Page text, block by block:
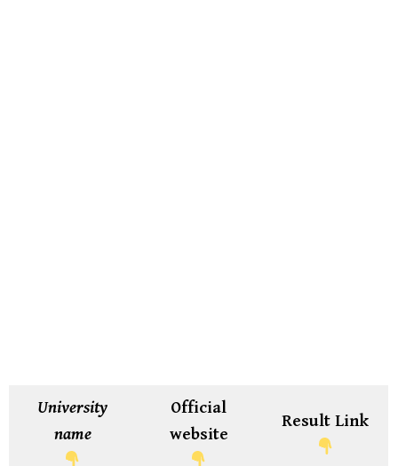
University
name
Official
website
Result Link